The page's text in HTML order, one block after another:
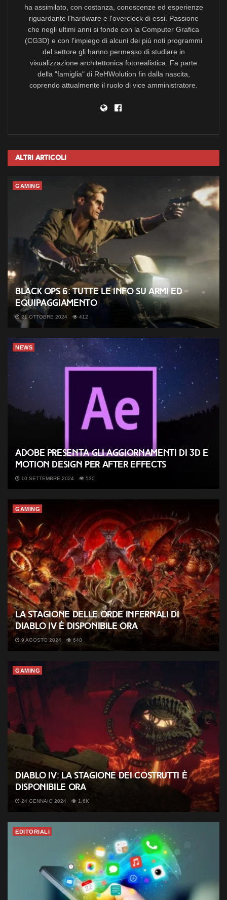
ha assimilato, con costanza, conoscenze ed esperienze
riguardante l'hardware e l'overclock di essi. Passione
che negli ultimi anni si fonde con la Computer Grafica
(CG3D) e con l'impiego di alcuni dei più noti programmi
del settore gli hanno permesso di studiare in
visualizzazione architettonica fotorealistica. Fa parte
della "famiglia" di ReHWolution fin dalla nascita,
coprendo attualmente il ruolo di vice amministratore.
Altri Articoli
GAMING
Black Ops 6: tutte le info su armi ed
equipaggiamento
21 OTTOBRE 2024 412
NEWS
Adobe presenta gli aggiornamenti di 3D e
Motion Design per After Effects
10 SETTEMBRE 2024 530
GAMING
La Stagione delle Orde Infernali di
Diablo IV è disponibile ora
9 AGOSTO 2024 640
GAMING
Diablo IV: la Stagione dei Costrutti è
disponibile ora
24 GENNAIO 2024 1.6K
EDITORIALI